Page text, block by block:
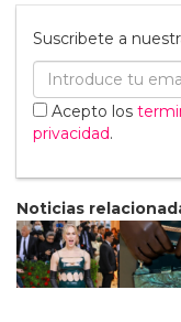
Suscribete a
Acepto los
privacidad.
Noticias